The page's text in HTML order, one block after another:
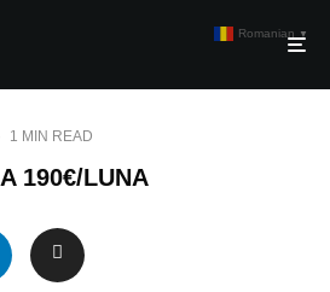
1 MIN READ
190€/LUNA
Romanian ▼